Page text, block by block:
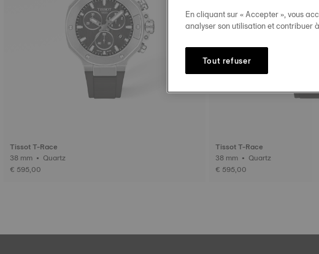
Tissot T-Race
38 mm • Quartz
€ 595,00
Tissot T-Race
38 mm • Quartz
€ 595,00
En cliquant sur « Accepter », vous
analyser son utilisation et contribuer
Tout refuser